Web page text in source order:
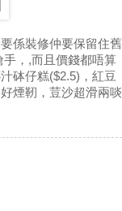
係裝修仲要保留住舊
，,而且價錢都唔算
砵仔糕($2.5)，紅豆
煙靭，荳沙超滑兩啖